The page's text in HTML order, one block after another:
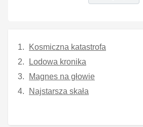
Kosmiczna katastrofa
Lodowa kronika
Magnes na głowie
Najstarsza skała